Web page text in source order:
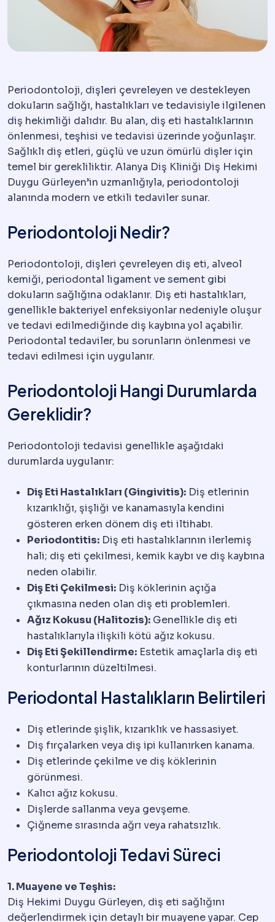
Periodontoloji, dişleri çevreleyen ve destekleyen
dokuların sağlığı, hastalıkları ve tedavisiyle ilgilenen
diş hekimliği dalıdır. Bu alan, diş eti hastalıklarının
önlenmesi, teşhisi ve tedavisi üzerinde yoğunlaşır.
Sağlıklı diş etleri, güçlü ve uzun ömürlü dişler için
temel bir gerekliliktir. Alanya Diş Kliniği Diş Hekimi
Duygu Gürleyen’in uzmanlığıyla, periodontoloji
alanında modern ve etkili tedaviler sunar.
Periodontoloji Nedir?
Periodontoloji, dişleri çevreleyen diş eti, alveol
kemiği, periodontal ligament ve sement gibi
dokuların sağlığına odaklanır. Diş eti hastalıkları,
genellikle bakteriyel enfeksiyonlar nedeniyle oluşur
ve tedavi edilmediğinde diş kaybına yol açabilir.
Periodontal tedaviler, bu sorunların önlenmesi ve
tedavi edilmesi için uygulanır.
Periodontoloji Hangi Durumlarda
Gereklidir?
Periodontoloji tedavisi genellikle aşağıdaki
durumlarda uygulanır:
Diş Eti Hastalıkları (Gingivitis): Diş etlerinin
kızarıklığı, şişliği ve kanamasıyla kendini
gösteren erken dönem diş eti iltihabı.
Periodontitis: Diş eti hastalıklarının ilerlemiş
hali; diş eti çekilmesi, kemik kaybı ve diş kaybına
neden olabilir.
Diş Eti Çekilmesi: Diş köklerinin açığa
çıkmasına neden olan diş eti problemleri.
Ağız Kokusu (Halitozis): Genellikle diş eti
hastalıklarıyla ilişkili kötü ağız kokusu.
Diş Eti Şekillendirme: Estetik amaçlarla diş eti
konturlarının düzeltilmesi.
Periodontal Hastalıkların Belirtileri
Diş etlerinde şişlik, kızarıklık ve hassasiyet.
Diş fırçalarken veya diş ipi kullanırken kanama.
Diş etlerinde çekilme ve diş köklerinin
görünmesi.
Kalıcı ağız kokusu.
Dişlerde sallanma veya gevşeme.
Çiğneme sırasında ağrı veya rahatsızlık.
Periodontoloji Tedavi Süreci
1. Muayene ve Teşhis:
Diş Hekimi Duygu Gürleyen, diş eti sağlığını
değerlendirmek için detaylı bir muayene yapar. Cep